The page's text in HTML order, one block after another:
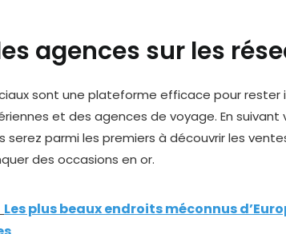
agences sur les
sont une plateforme efficace pour rester
et des agences de voyage. En
serez parmi les premiers à découvrir les
des occasions en or.
Les plus beaux endroits méconnus